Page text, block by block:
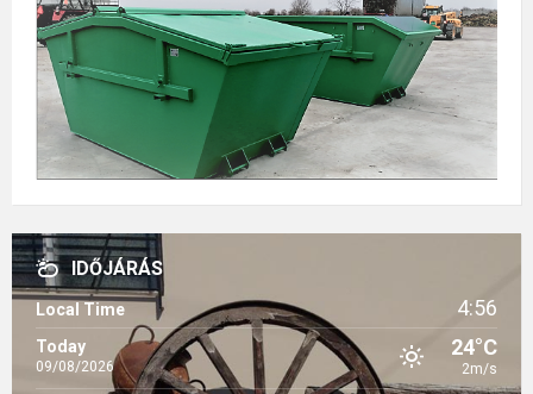
IDŐJÁRÁS
Local Time 4:56
Today
09/08/2026
24°C
2m/s